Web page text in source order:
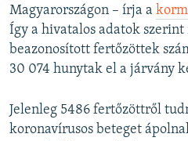
Magyarországon – írja a
Így a hivatalos adatok szerint
beazonosított fertőzöttek
30 074 hunytak el a járvány
Jelenleg 5486 fertőzöttről
koronavírusos beteget